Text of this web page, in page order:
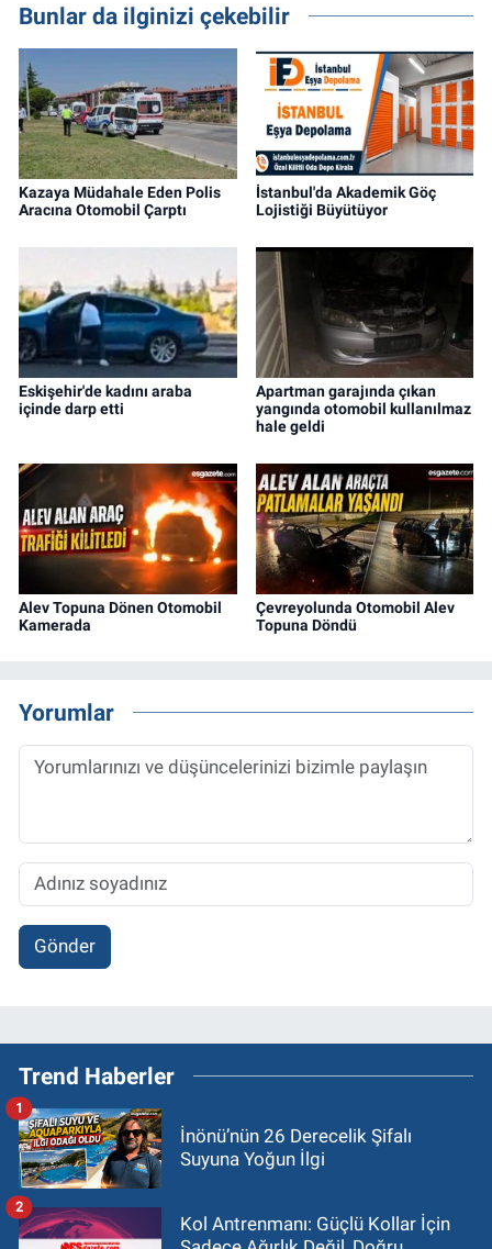
Bunlar da ilginizi çekebilir
Kazaya Müdahale Eden Polis
Aracına Otomobil Çarptı
İstanbul'da Akademik Göç
Lojistiği Büyütüyor
Eskişehir'de kadını araba
içinde darp etti
Apartman garajında çıkan
yangında otomobil kullanılmaz
hale geldi
Alev Topuna Dönen Otomobil
Kamerada
Çevreyolunda Otomobil Alev
Topuna Döndü
Yorumlar
Gönder
Trend Haberler
İnönü’nün 26 Derecelik Şifalı
Suyuna Yoğun İlgi
1
Kol Antrenmanı: Güçlü Kollar İçin
2